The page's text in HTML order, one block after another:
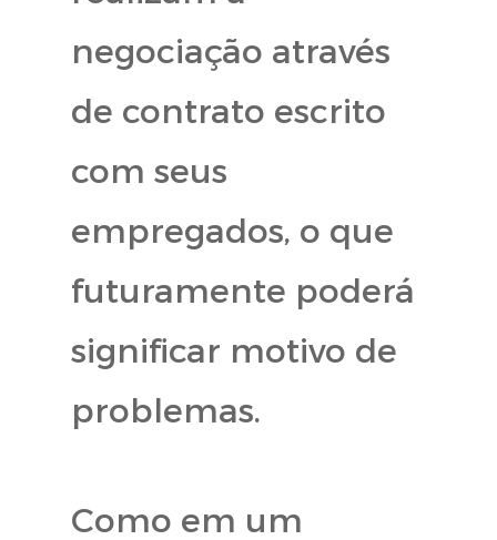
negociação através
de contrato escrito
com seus
empregados, o que
futuramente poderá
significar motivo de
problemas.
Como em um